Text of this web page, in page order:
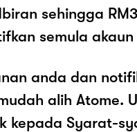
sehingga
semula
anda dan
alih Atome.
kepada Syarat-